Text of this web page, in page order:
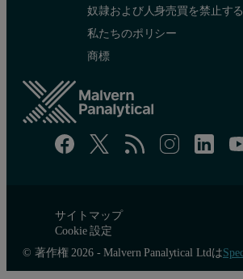
奴隷および人身売買を禁止す
私たちのポリシー
商標
サイトマップ
Cookie 設定
© 著作権 2026 - Malvern Panalytical Ltdは